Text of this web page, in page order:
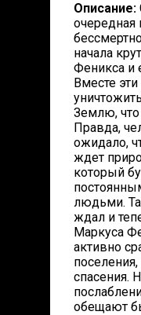
Описание:
очередная
начала
Феникса и
Вместе
Землю,
Правда,
ожидало,
ждет
который
людьми.
ждал и
Маркуса
активно
спасения.
обещают